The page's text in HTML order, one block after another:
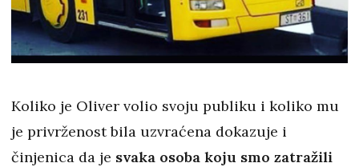
Koliko je Oliver volio svoju publiku i koliko mu
je privrženost bila uzvraćena dokazuje i
činjenica da je svaka osoba koju smo zatražili